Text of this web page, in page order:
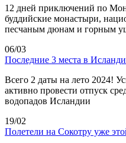
12 дней приключений по
буддийские монастыри,
песчаным дюнам и горным
06/03
Последние 3 места в
Всего 2 даты на лето 2024!
активно провести отпуск
водопадов Исландии
19/02
Полетели на Сокотру уже